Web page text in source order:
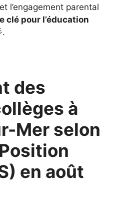
l’engagement parental
clé pour l’éducation
des
à
Mer selon
en août